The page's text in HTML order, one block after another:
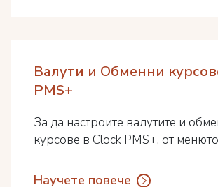
Валути и Обменни
PMS+
За да настроите валутите и
курсове в Clock PMS+, от менюто
Научете повече